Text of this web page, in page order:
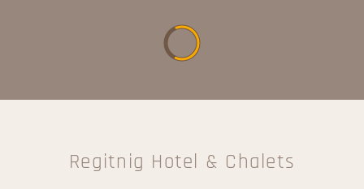
Regitnig Hotel & Chalets